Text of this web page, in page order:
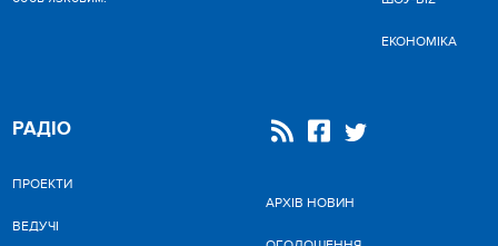
ЕКОНОМІКА
РАДІО
ПРОЕКТИ
ВЕДУЧІ
АРХІВ НОВИН